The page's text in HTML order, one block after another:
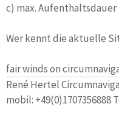
c) max. Aufenthaltsdauer
Wer kennt die aktuelle
fair winds on
René Hertel
mobil: +49(0)1707356888